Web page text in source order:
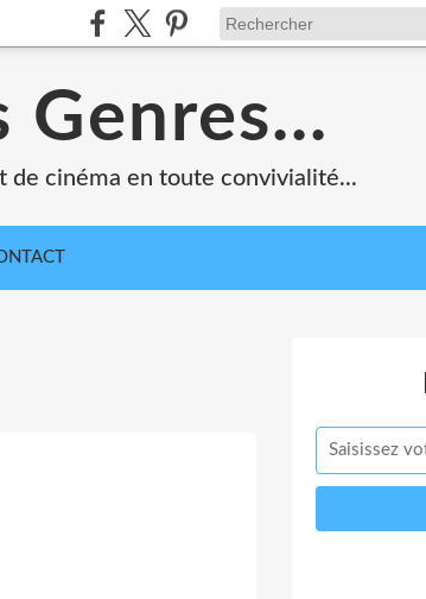
Genres...
de cinéma en toute convivialité...